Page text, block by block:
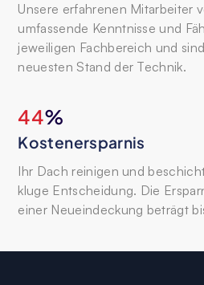
Unsere erfahrenen Mitarbeiter
umfassende Kenntnisse und
jeweiligen Fachbereich und
neuesten Stand der Technik.
70%
Kostenersparnis
Ihr Dach reinigen und
kluge Entscheidung. Die
einer Neueindeckung beträgt